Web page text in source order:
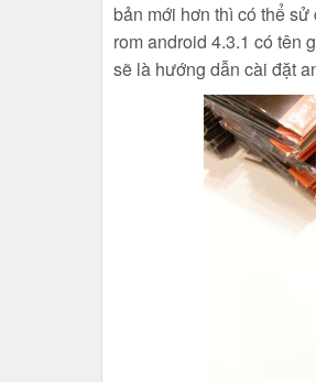
bản mới hơn thì có thể
rom android 4.3.1 có tên
sẽ là hướng dẫn cài đặt